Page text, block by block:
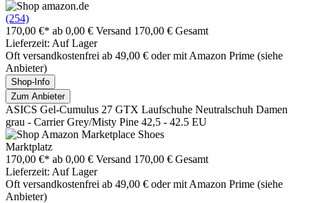
(254)
170,00 €* ab 0,00 € Versand 170,00 € Gesamt
Lieferzeit: Auf Lager
Oft versandkostenfrei ab 49,00 € oder mit Amazon Prime (siehe
Anbieter)
Shop-Info
Zum Anbieter
ASICS Gel-Cumulus 27 GTX Laufschuhe Neutralschuh Damen
grau - Carrier Grey/Misty Pine 42,5 - 42.5 EU
Marktplatz
170,00 €* ab 0,00 € Versand 170,00 € Gesamt
Lieferzeit: Auf Lager
Oft versandkostenfrei ab 49,00 € oder mit Amazon Prime (siehe
Anbieter)